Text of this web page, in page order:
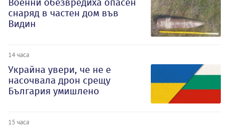
Военни обезвредиха опасен
снаряд в частен дом във
Видин
14 часа
Украйна увери, че не е
насочвала дрон срещу
България умишлено
15 часа